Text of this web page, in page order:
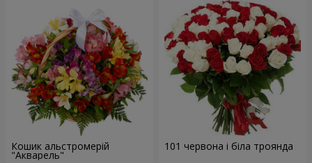
Кошик альстромерій
"Акварель"
101 червона і біла троянда